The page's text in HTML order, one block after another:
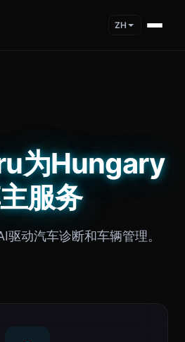
ZH
为Hungary
服务
动汽车诊断和车辆管理。